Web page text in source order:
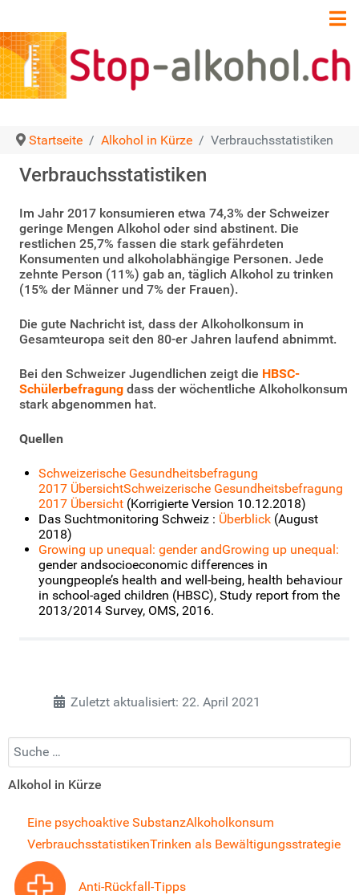
Startseite Alkohol in Kürze Verbrauchsstatistiken
Verbrauchsstatistiken
Im Jahr 2017 konsumieren etwa 74,3% der Schweizer
geringe Mengen Alkohol oder sind abstinent. Die
restlichen 25,7% fassen die stark gefährdeten
Konsumenten und alkoholabhängige Personen. Jede
zehnte Person (11%) gab an, täglich Alkohol zu trinken
(15% der Männer und 7% der Frauen).
Die gute Nachricht ist, dass der Alkoholkonsum in
Gesamteuropa seit den 80-er Jahren laufend abnimmt.
Bei den Schweizer Jugendlichen zeigt die HBSC-
Schülerbefragung dass der wöchentliche Alkoholkonsum
stark abgenommen hat.
Quellen
Schweizerische Gesundheitsbefragung
2017 ÜbersichtSchweizerische Gesundheitsbefragung
2017 Übersicht (Korrigierte Version 10.12.2018)
Das Suchtmonitoring Schweiz : Überblick (August
2018)
Growing up unequal: gender andGrowing up unequal:
gender andsocioeconomic differences in
youngpeople’s health and well-being, health behaviour
in school-aged children (HBSC), Study report from the
2013/2014 Survey, OMS, 2016.
Zuletzt aktualisiert: 22. April 2021
Suchen...
Alkohol in Kürze
Eine psychoaktive SubstanzAlkoholkonsum
VerbrauchsstatistikenTrinken als Bewältigungsstrategie
Anti-Rückfall-Tipps